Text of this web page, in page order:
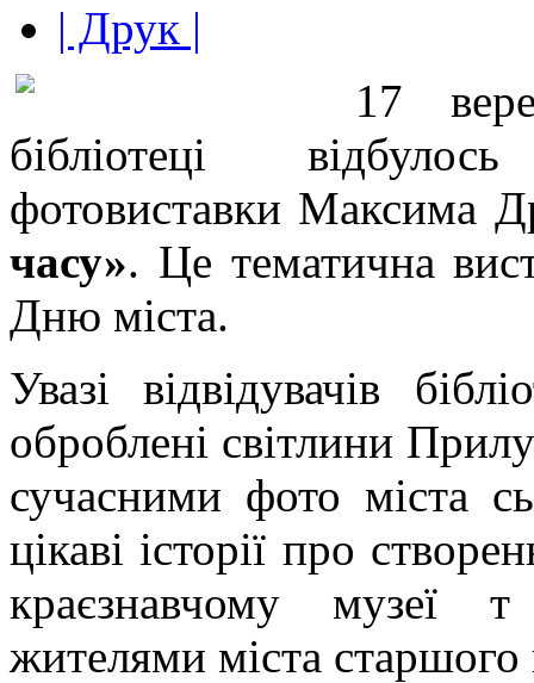
| Друк |
17
бібліотеці
фотовиставки Максима
часу». Це тематична
Дню міста.
Увазі відвідувачів
оброблені світлини
сучасними фото міста
цікаві історії про
краєзнавчому музеї
жителями міста старшого